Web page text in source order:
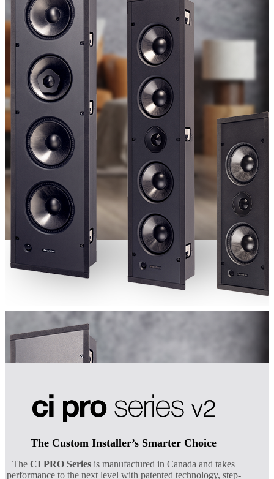
The Custom Installer’s Smarter Choice
TheCI PRO Series is manufactured in Canada and takes
performance to the next level with patented technology, step-